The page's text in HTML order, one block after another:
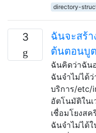
directory-
3
ฉันจะสร้
ต้นตอนบู
ฉันคิดว่าฉัน
ฉันจำไม่ได้
บริการ/etc/
อัตโนมัติใน
เชื่อมโยงส
ฉันจำไม่ได้